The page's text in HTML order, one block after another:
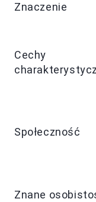
Znaczenie
Cechy
Społeczność
Znane